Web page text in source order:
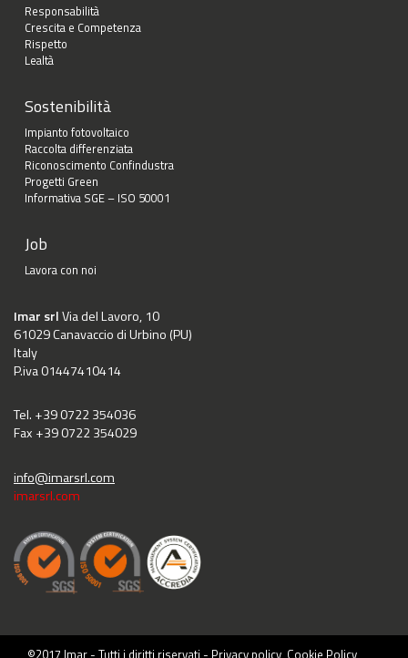
Responsabilità
Crescita e Competenza
Rispetto
Lealtà
Sostenibilità
Impianto fotovoltaico
Raccolta differenziata
Riconoscimento Confindustra
Progetti Green
Informativa SGE – ISO 50001
Job
Lavora con noi
Imar srlVia del Lavoro, 10
61029 Canavaccio di Urbino (PU)
Italy
P.iva 01447410414
Tel. +39 0722 354036
Fax +39 0722 354029
info@imarsrl.com
imarsrl.com
©2017 Imar - Tutti i diritti riservati - Privacy policy Cookie Policy